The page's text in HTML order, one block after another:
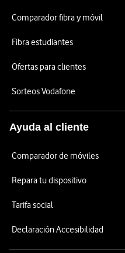
Comparador fibra y móvil
Fibra estudiantes
Ofertas para clientes
Sorteos Vodafone
Ayuda al cliente
Comparador de móviles
Repara tu dispositivo
Tarifa social
Declaración Accesibilidad